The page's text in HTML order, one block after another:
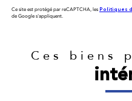
Ce site est protégé par reCAPTCHA, les Politiques
de Google s'appliquent.
Ces biens